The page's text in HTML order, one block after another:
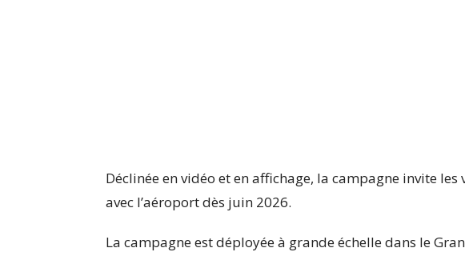
Déclinée en vidéo et en affichage, la campagne invite
avec l’aéroport dès juin 2026.
La campagne est déployée à grande échelle dans le